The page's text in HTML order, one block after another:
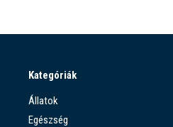
Kategóriák
Állatok
Egészség